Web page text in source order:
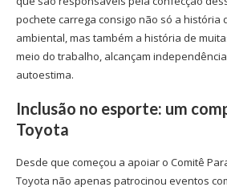
pochete carrega consigo não só a história
ambiental, mas também a história de
meio do trabalho, alcançam
autoestima.
Inclusão no esporte: um
Toyota
Desde que começou a apoiar o Comitê
Toyota não apenas patrocinou eventos